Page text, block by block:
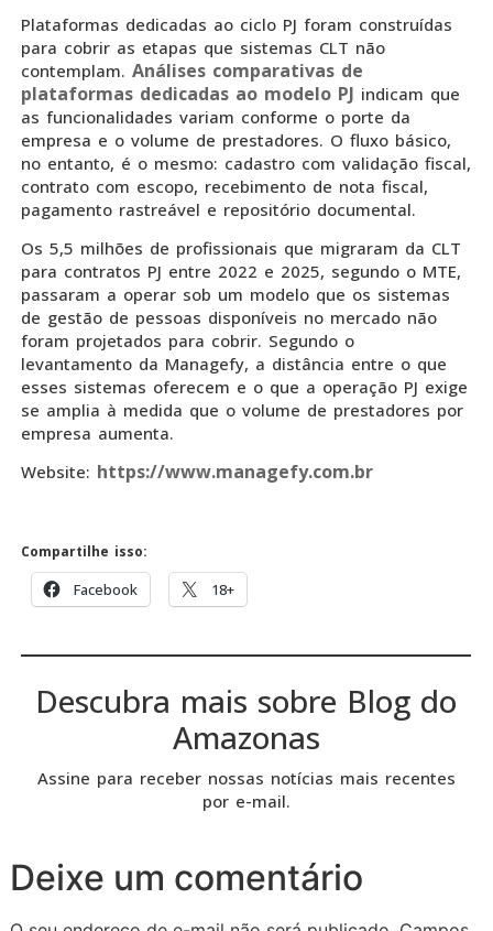
Plataformas dedicadas ao ciclo PJ foram construídas
para cobrir as etapas que sistemas CLT não
contemplam. Análises comparativas de
plataformas dedicadas ao modelo PJ indicam que
as funcionalidades variam conforme o porte da
empresa e o volume de prestadores. O fluxo básico,
no entanto, é o mesmo: cadastro com validação fiscal,
contrato com escopo, recebimento de nota fiscal,
pagamento rastreável e repositório documental.
Os 5,5 milhões de profissionais que migraram da CLT
para contratos PJ entre 2022 e 2025, segundo o MTE,
passaram a operar sob um modelo que os sistemas
de gestão de pessoas disponíveis no mercado não
foram projetados para cobrir. Segundo o
levantamento da Managefy, a distância entre o que
esses sistemas oferecem e o que a operação PJ exige
se amplia à medida que o volume de prestadores por
empresa aumenta.
Website: https://www.managefy.com.br
Compartilhe isso:
Facebook 18+
Descubra mais sobre Blog do
Amazonas
Assine para receber nossas notícias mais recentes
por e-mail.
Deixe um comentário